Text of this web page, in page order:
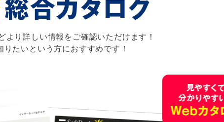
り詳しい情報をご確認いただけます！
たいという方におすすめです！